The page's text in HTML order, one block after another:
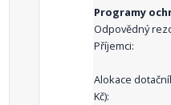
Programy
Odpovědný
Příjemci:
Alokace
Kč):